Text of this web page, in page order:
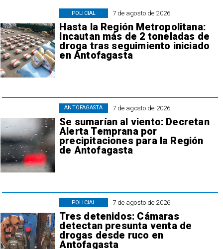
7 de agosto de 2026
Hasta la Región Metropolitana:
Incautan más de 2 toneladas de
droga tras seguimiento iniciado
en Antofagasta
POLICIAL
7 de agosto de 2026
Se sumarían al viento: Decretan
Alerta Temprana por
precipitaciones para la Región
de Antofagasta
ANTOFAGASTA
7 de agosto de 2026
Tres detenidos: Cámaras
detectan presunta venta de
drogas desde ruco en
Antofagasta
POLICIAL